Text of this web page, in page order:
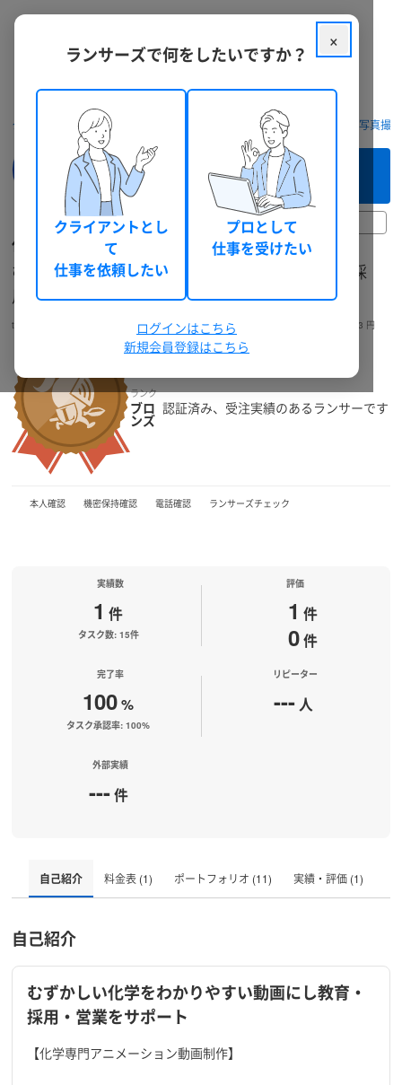
クラウドソーシング ランサーズ フリーランスを探す 動画制作・写真撮
25日前
化学分野専門アニメ制作｜ばけがく！
むずかしい化学をわかりやすい動画にし教育・採
用・営業をサポート
takuyakz 個人 神奈川県 30代前半 総獲得報酬: 23,043 円
ランク
ブロ
ンズ
認証済み、受注実績のあるランサーです
本人確認 機密保持確認 電話確認 ランサーズチェック
このフリーランスへ
まずは相談してみる（無料）
実績数
1 件
タスク数: 15件
評価
1 件
0件
完了率
100%
タスク承認率: 100%
リピーター
--- 人
外部実績
---件
自己紹介 料金表 (1) ポートフォリオ (11) 実績・評価 (1)
自己紹介
むずかしい化学をわかりやすい動画にし教育・
採用・営業をサポート
【化学専門アニメーション動画制作】
×
ランサーズで何をしたいですか？
クライアントとし
て
仕事を依頼したい
プロとして
仕事を受けたい
ログインはこちら
新規会員登録はこちら